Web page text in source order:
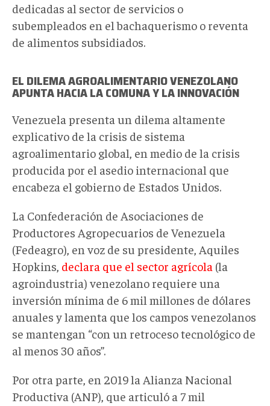
dedicadas al sector de servicios o
subempleados en el bachaquerismo o reventa
de alimentos subsidiados.
EL DILEMA AGROALIMENTARIO VENEZOLANO
APUNTA HACIA LA COMUNA Y LA INNOVACIÓN
Venezuela presenta un dilema altamente
explicativo de la crisis de sistema
agroalimentario global, en medio de la crisis
producida por el asedio internacional que
encabeza el gobierno de Estados Unidos.
La Confederación de Asociaciones de
Productores Agropecuarios de Venezuela
(Fedeagro), en voz de su presidente, Aquiles
Hopkins, declara que el sector agrícola (la
agroindustria) venezolano requiere una
inversión mínima de 6 mil millones de dólares
anuales y lamenta que los campos venezolanos
se mantengan “con un retroceso tecnológico de
al menos 30 años”.
Por otra parte, en 2019 la Alianza Nacional
Productiva (ANP), que articuló a 7 mil